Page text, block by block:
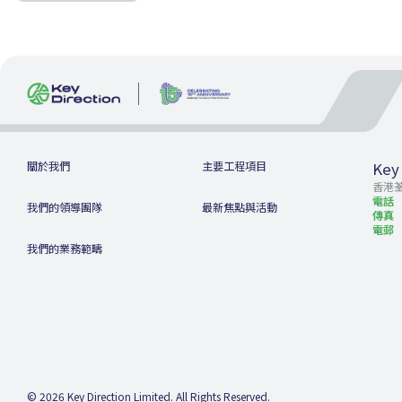
關於我們 主要工程項目
我們的領導團隊 最新焦點與活動
我們的業務範疇
香港
電話
傳真
電郵
© 2026 Key Direction Limited. All Rights Reserved.